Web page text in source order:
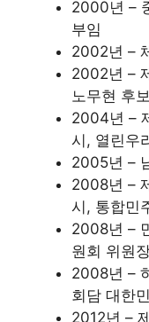
2000년 –
부임
2002년 –
2002년 –
노무현 후
2004년 –
시, 열린우
2005년 –
2008년 –
시, 통합민
2008년 –
원회 위원
2008년 –
회담 대한
2012년 –